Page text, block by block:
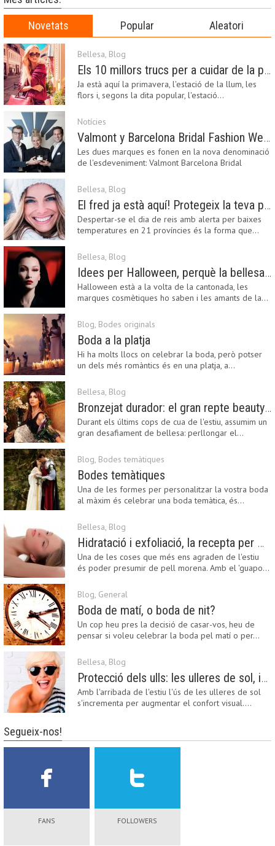
Novetats Popular Aleatori
Bellesa, Blog
Els 10 millors trucs per a cuidar de la pell a la primavera
Ja està aquí la primavera, l'estació de la llum, les
flors i, segons la dita popular, l'estació…
Notícies
Valmont y Barcelona Bridal Fashion Week s’uneixen per donar impuls a la creativitat, la innovació i el disseny de la moda nupcial
Les dues marques es fonen en la nova denominació
de l'esdeveniment: Valmont Barcelona Bridal
Bellesa, Blog
El fred ja està aquí! Protegeix la teva pell amb els nostres consells i propostes
Despertar-se el dia de reis amb alerta per baixes
temperatures en 21 províncies és la forma que…
Bellesa, Blog
Idees per Halloween, perquè la bellesa pot ser terrorífica
Halloween està a la volta de la cantonada, les
marques cosmètiques ho saben i les amants de la…
Blog, Bodes originals
Boda a la platja
Hi ha molts llocs on celebrar la boda, però potser
un dels més romàntics és en una platja, a…
Bellesa, Blog
Bronzejat durador: el gran repte beauty del final de l’estiu
Durant els últims cops de cua de l'estiu, assumim un
gran desafiament de bellesa: perllongar el…
Blog, Bodes temàtiques
Bodes temàtiques
Una de les formes per personalitzar la vostra boda
al màxim és celebrar una boda temàtica, és…
Bellesa, Blog
Hidratació i exfoliació, la recepta per mantenir el bronzejat
Una de les coses que més ens agraden de l'estiu
és poder presumir de pell morena. Amb el 'guapo…
Blog, General
Boda de matí, o boda de nit?
Un cop heu pres la decisió de casar-vos, heu de
pensar si voleu celebrar la boda pel matí o per…
Bellesa, Blog
Protecció dels ulls: les ulleres de sol, imprescindibles en una boda estiuenca
Amb l'arribada de l'estiu l'ús de les ulleres de sol
s'incrementa per augmentar el confort visual.…
Segueix-nos!
FANS FOLLOWERS